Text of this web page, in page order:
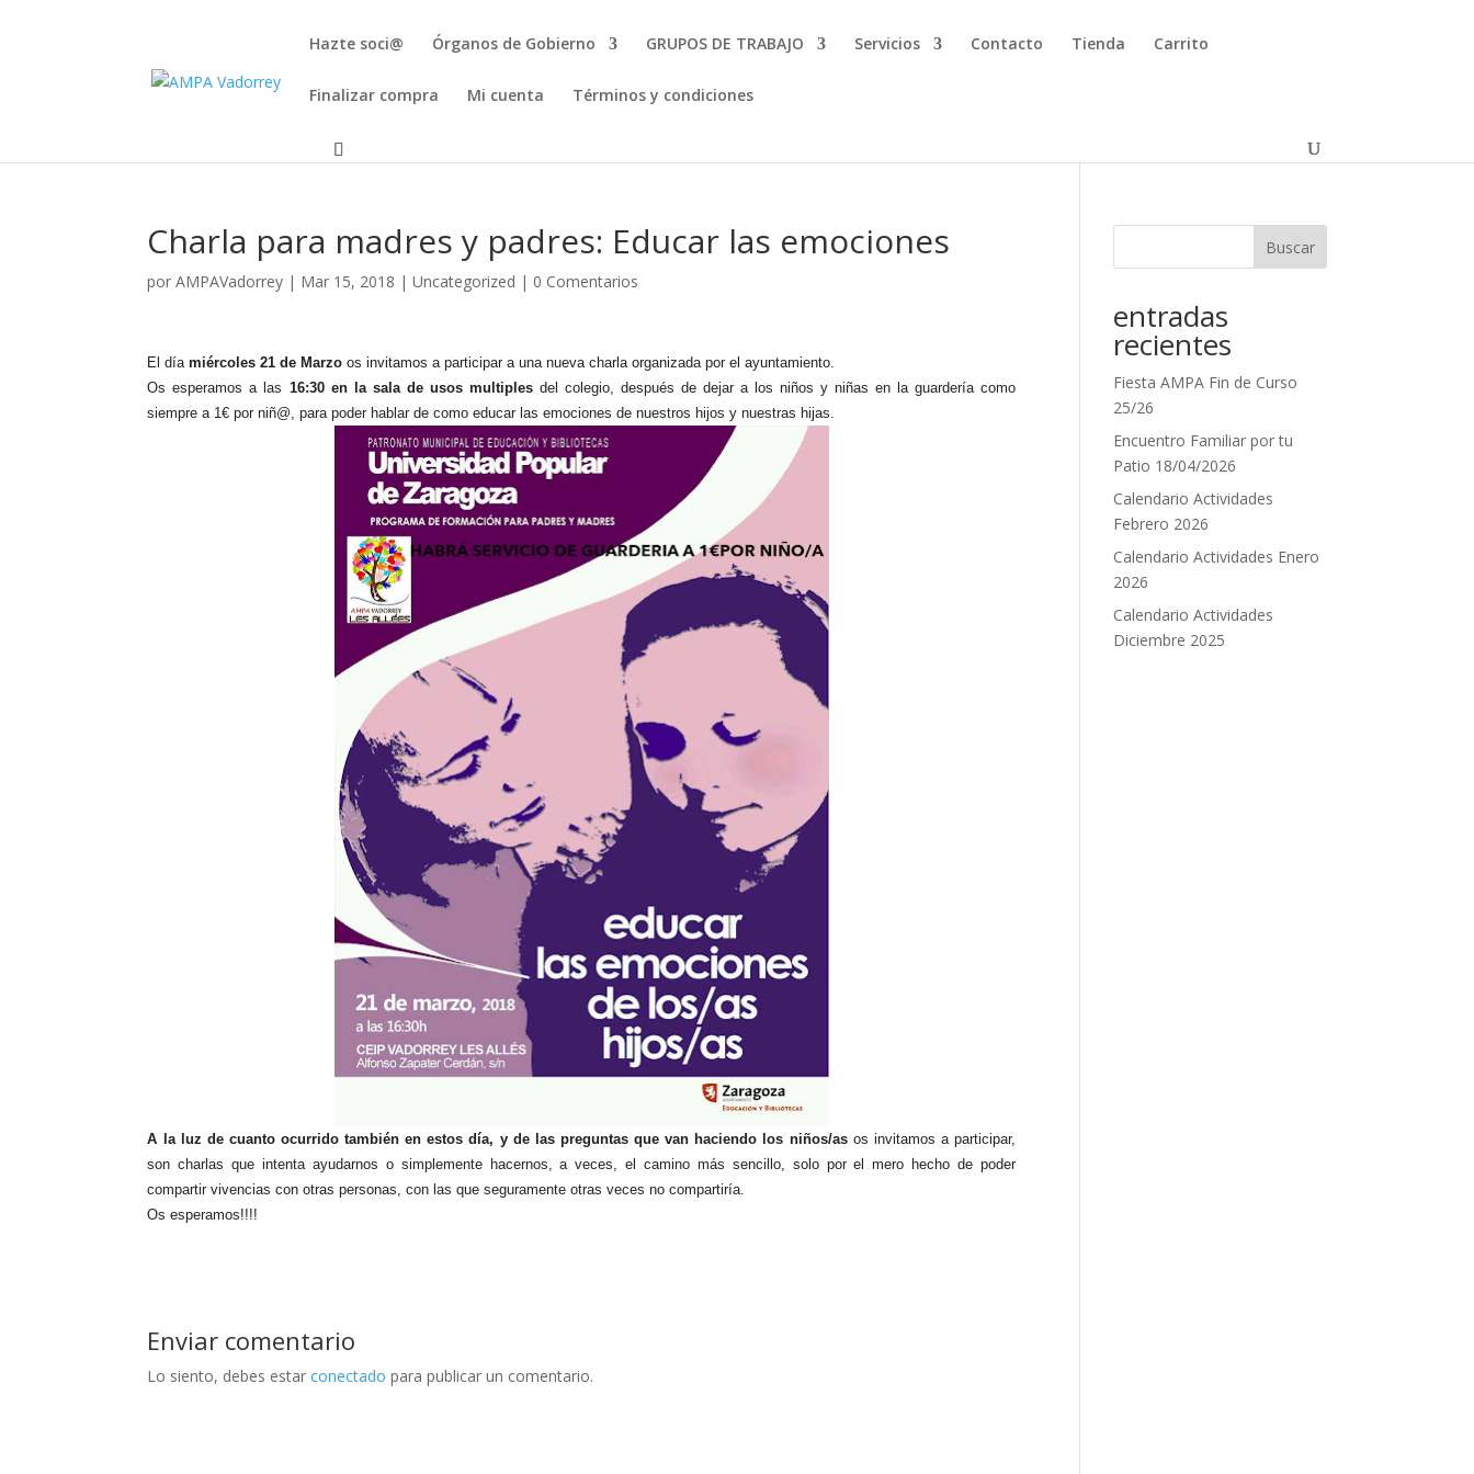
Hazte soci@ Órganos de Gobierno GRUPOS DE TRABAJO Servicios Contacto Tienda Carrito
Finalizar compra Mi cuenta Términos y condiciones
Charla para madres y padres: Educar las emociones
porAMPAVadorrey | Mar 15, 2018 |Uncategorized | 0 Comentarios
El díamiércoles 21 de Marzo os invitamos a participar a una nueva charla organizada por el ayuntamiento.
Os esperamos a las 16:30 en la sala de usos multiplesdel colegio, después de dejar a los niños y niñas en la guardería como
siempre a 1€ por niñ@, para poder hablar de como educar las emociones de nuestros hijos y nuestras hijas.
A la luz de cuanto ocurrido también en estos día, y de las preguntas que van haciendo los niños/asos invitamos a participar,
son charlas que intenta ayudarnos o simplemente hacernos, a veces, el camino más sencillo, solo por el mero hecho de poder
compartir vivencias con otras personas, con las que seguramente otras veces no compartiría.
Os esperamos!!!!
Enviar comentario
Lo siento, debes estarconectado para publicar un comentario.
Buscar
entradas
recientes
Fiesta AMPA Fin de Curso
25/26
Encuentro Familiar por tu
Patio 18/04/2026
Calendario Actividades
Febrero 2026
Calendario Actividades Enero
2026
Calendario Actividades
Diciembre 2025